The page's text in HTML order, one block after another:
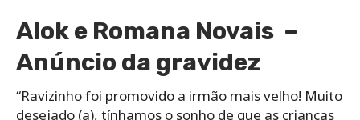
Alok e Romana Novais –
Anúncio da gravidez
“Ravizinho foi promovido a irmão mais velho! Muito
desejado (a), tínhamos o sonho de que as crianças